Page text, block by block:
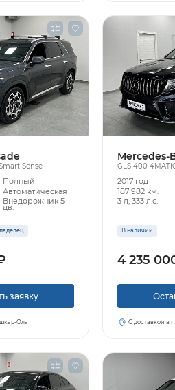
Sense
Полный
Автоматическая
Внедорожник 5
дв.
заявку
Ола
Mercedes-
GLS 400
2017 год
187 982 км.
3 л, 333 л.с.
В наличии
4 235
С доставкой в